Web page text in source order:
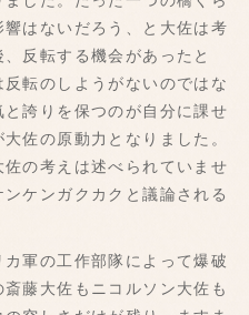
はないだろう、と大佐は考
反転する機会があったと
転のしようがないのではな
誇りを保つのが自分に課せ
佐の原動力となりました。
の考えは述べられていませ
ケンガクカクと議論される
軍の工作部隊によって爆破
藤大佐もニコルソン大佐も